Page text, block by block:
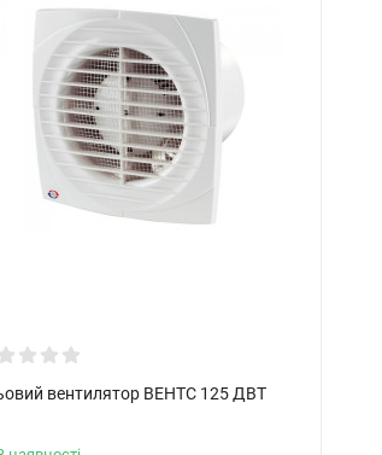
поставляется отдельно.
работать в течении
то вентилятор автоматически
, (угол обнаружения
вентилятор ВЕНТС 125 ДВТ